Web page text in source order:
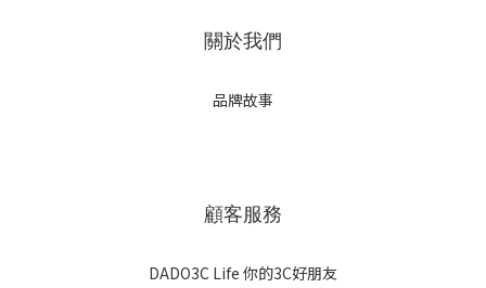
關於我們
品牌故事
顧客服務
DADO3C Life 你的3C好朋友